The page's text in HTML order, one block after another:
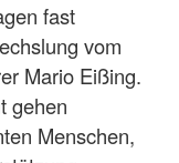
fast
vom
Mario Eißing.
gehen
Menschen,